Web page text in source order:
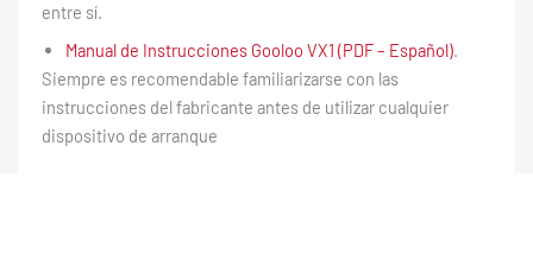
entre sí.
Manual de Instrucciones Gooloo VX1 (PDF – Español).
Siempre es recomendable familiarizarse con las
instrucciones del fabricante antes de utilizar cualquier
dispositivo de arranque